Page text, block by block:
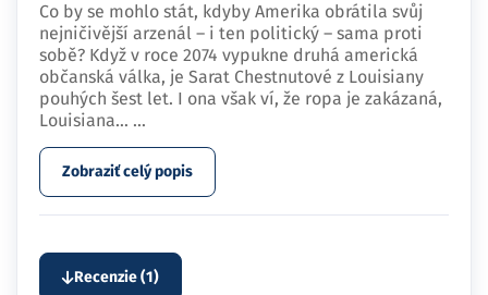
Co by se mohlo stát, kdyby Amerika obrátila svůj
nejničivější arzenál – i ten politický – sama proti
sobě? Když v roce 2074 vypukne druhá americká
občanská válka, je Sarat Chestnutové z Louisiany
pouhých šest let. I ona však ví, že ropa je zakázaná,
Louisiana… ...
Zobraziť celý popis
Recenzie (1)